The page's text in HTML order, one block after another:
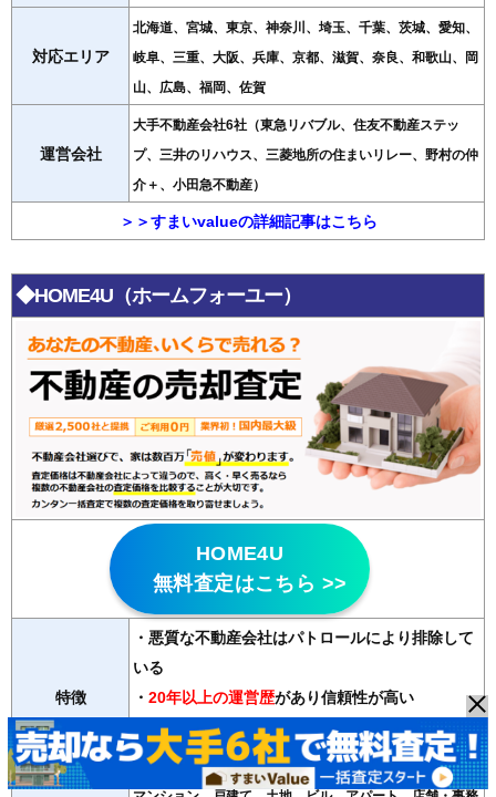
対応エリア
北海道、宮城、東京、神奈川、埼玉、千葉、茨城、愛知、
岐阜、三重、大阪、兵庫、京都、滋賀、奈良、和歌山、岡
山、広島、福岡、佐賀
運営会社
大手不動産会社6社（東急リバブル、住友不動産ステッ
プ、三井のリハウス、三菱地所の住まいリレー、野村の仲
介＋、小田急不動産）
＞＞すまいvalueの詳細記事はこちら
◆HOME4U（ホームフォーユー）
HOME4U
無料査定はこちら >>
特徴
・悪質な不動産会社はパトロールにより排除して
いる
・ 20年以上の運営歴があり信頼性が高い
・2500社の登録会社から最大6社の査定が無料で
受け取れる